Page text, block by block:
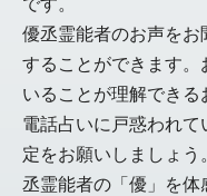
です。
優丞霊能者のお声を
することができます。
いることが理解できる
電話占いに戸惑われ
定をお願いしましょ
丞霊能者の「優」を体